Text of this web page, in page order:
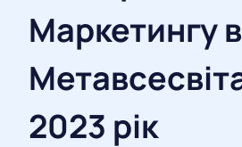
Маркетингу в
2023 рік